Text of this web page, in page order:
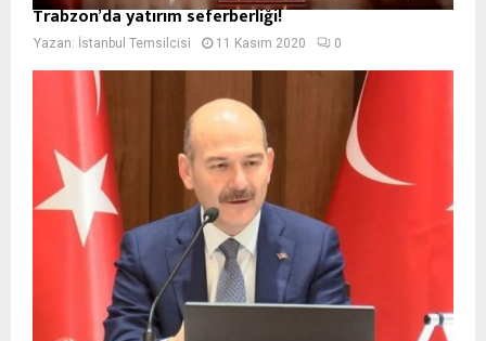
Trabzon’da yatırım seferberliği!
Yazan: İstanbul Temsilcisi 11 Kasım 2020 0